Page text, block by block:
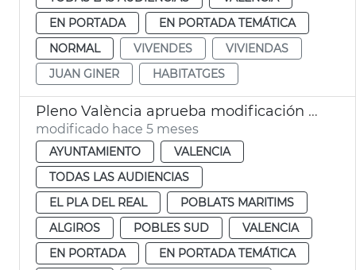
EN PORTADA
EN PORTADA TEMÁTICA
NORMAL
VIVENDES
VIVIENDAS
JUAN GINER
HABITATGES
Pleno València aprueba modificación PGOU cambio uso parcelas Telefónica
modificado hace 5 meses
AYUNTAMIENTO
VALENCIA
TODAS LAS AUDIENCIAS
EL PLA DEL REAL
POBLATS MARITIMS
ALGIROS
POBLES SUD
VALENCIA
EN PORTADA
EN PORTADA TEMÁTICA